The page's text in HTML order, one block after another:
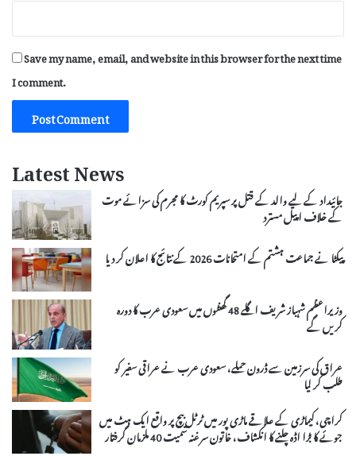
Save my name, email, and website in this browser for the next time
I comment.
Latest News
جائیداد کے لیے والد کے قتل پر سپریم کورٹ کا مجرم کی سزائے موت
کے خلاف اپیل مسترد
پیکٹا نے جماعت ہشتم کے امتحانات 2026 کے نتائج کا اعلان کر دیا
وزیراعظم شہباز شریف اگلے 48 گھنٹوں میں سعودی عرب کا دورہ
کریں گے
عراق کی سرزمین سے ڈرون حملے، سعودی عرب نے عراقی سفیر کو
طلب کر لیا
کراچی، کیماڑی کے علاقے ماڑی پور میں ٹرٹل بیچ پر واقع ایک ہٹ میں
جوئے کا بڑا اڈہ چلنے کا انکشاف، خاتون سرغنہ سمیت 40 ملزمان گرفتار